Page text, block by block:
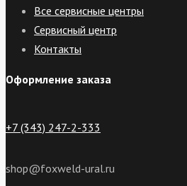
Все сервисные центры
Сервисный центр
Контакты
Оформление заказа
+7 (343) 247-2-333
shop@foxweld-ural.ru